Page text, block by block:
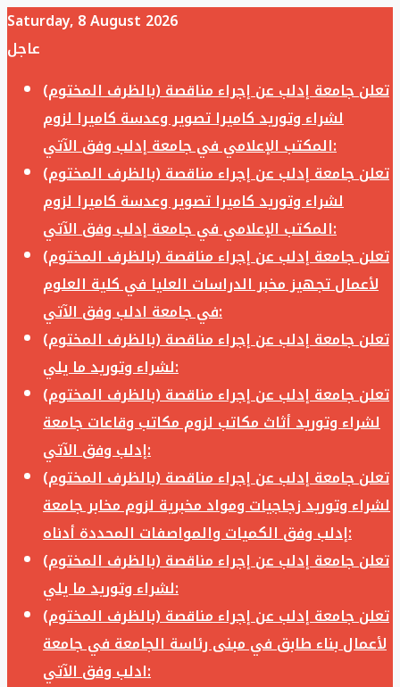
Saturday, 8 August 2026
عاجل
تعلن جامعة إدلب عن إجراء مناقصة (بالظرف المختوم)
لشراء وتوريد كاميرا تصوير وعدسة كاميرا لزوم
المكتب الإعلامي في جامعة إدلب وفق الآتي:
تعلن جامعة إدلب عن إجراء مناقصة (بالظرف المختوم)
لشراء وتوريد كاميرا تصوير وعدسة كاميرا لزوم
المكتب الإعلامي في جامعة إدلب وفق الآتي:
تعلن جامعة إدلب عن إجراء مناقصة (بالظرف المختوم)
لأعمال تجهيز مخبر الدراسات العليا في كلية العلوم
في جامعة ادلب وفق الآتي:
تعلن جامعة إدلب عن إجراء مناقصة (بالظرف المختوم)
لشراء وتوريد ما يلي:
تعلن جامعة إدلب عن إجراء مناقصة (بالظرف المختوم)
لشراء وتوريد أثاث مكاتب لزوم مكاتب وقاعات جامعة
إدلب وفق الآتي:
تعلن جامعة إدلب عن إجراء مناقصة (بالظرف المختوم)
لشراء وتوريد زجاجيات ومواد مخبرية لزوم مخابر جامعة
إدلب وفق الكميات والمواصفات المحددة أدناه:
تعلن جامعة إدلب عن إجراء مناقصة (بالظرف المختوم)
لشراء وتوريد ما يلي:
تعلن جامعة إدلب عن إجراء مناقصة (بالظرف المختوم)
لأعمال بناء طابق في مبنى رئاسة الجامعة في جامعة
ادلب وفق الآتي: